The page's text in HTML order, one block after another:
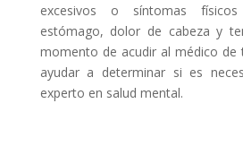
excesivos o síntomas
estómago, dolor de cabeza y
momento de acudir al médico de
ayudar a determinar si es
experto en salud mental.